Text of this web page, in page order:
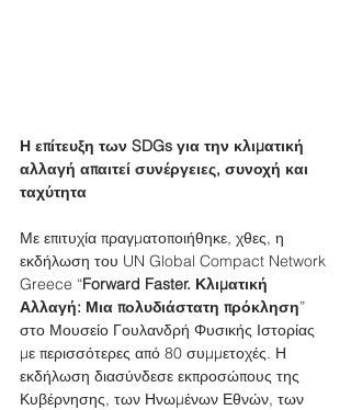
Η επίτευξη των SDGs για την κλιματική
αλλαγή απαιτεί συνέργειες, συνοχή και
ταχύτητα
Με επιτυχία πραγματοποιήθηκε, χθες, η
εκδήλωση του UN Global Compact Network
Greece “Forward Faster. Κλιματική
Αλλαγή: Μια πολυδιάστατη πρόκληση”
στο Μουσείο Γουλανδρή Φυσικής Ιστορίας
με περισσότερες από 80 συμμετοχές. Η
εκδήλωση διασύνδεσε εκπροσώπους της
Κυβέρνησης, των Ηνωμένων Εθνών, των